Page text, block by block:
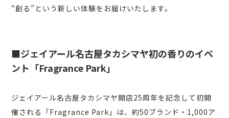
“創る”という新しい体験をお届けいたします。
■ジェイアール名古屋タカシマヤ初の香りのイベ
ント「Fragrance Park」
ジェイアール名古屋タカシマヤ開店25周年を記念して初開
催される「Fragrance Park」は、約50ブランド・1,000ア